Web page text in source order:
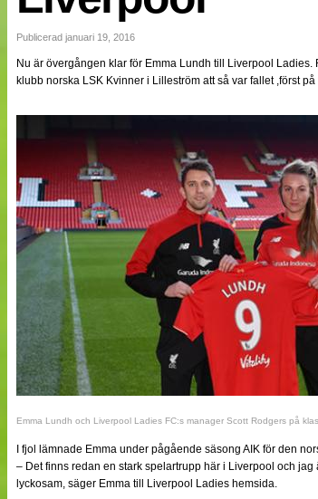
NÄTverket
Nyheter
Lagen
Cuper
Medlemmar
Medlemsbilder
Till klubbkassan
Om oss
NÄTverket
Split vision
Publicerad januari 19, 2016
Nu är övergången klar för Emma Lundh till Liverpool
klubb norska LSK Kvinner i Lilleström att så var fallet ,först
Emma Lundh och Liverpool Ladies FC:s manager Scott Rodgers på
I fjol lämnade Emma under pågående säsong AIK för den
– Det finns redan en stark spelartrupp här i Liverpool och
lyckosam, säger Emma till Liverpool Ladies hemsida.